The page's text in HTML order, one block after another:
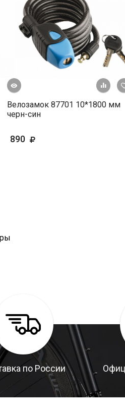
Велозамок 87701 10*1800 мм
черн-син
890
по России